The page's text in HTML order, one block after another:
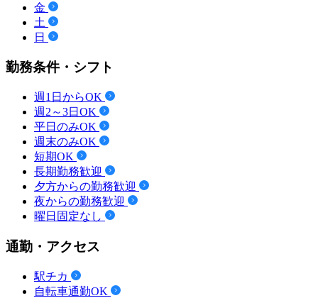
金
土
日
勤務条件・シフト
週1日からOK
週2～3日OK
平日のみOK
週末のみOK
短期OK
長期勤務歓迎
夕方からの勤務歓迎
夜からの勤務歓迎
曜日固定なし
通勤・アクセス
駅チカ
自転車通勤OK